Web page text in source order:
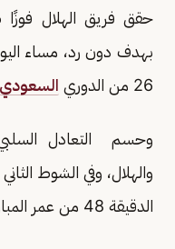
حقق فريق الهلال
بهدف دون رد، مساء
26 من الدوري
السعودي
وحسم التعادل
والهلال، وفي الشوط
الدقيقة 48 من عمر المباراة، هدف الهلال والمباراة الوحيد.